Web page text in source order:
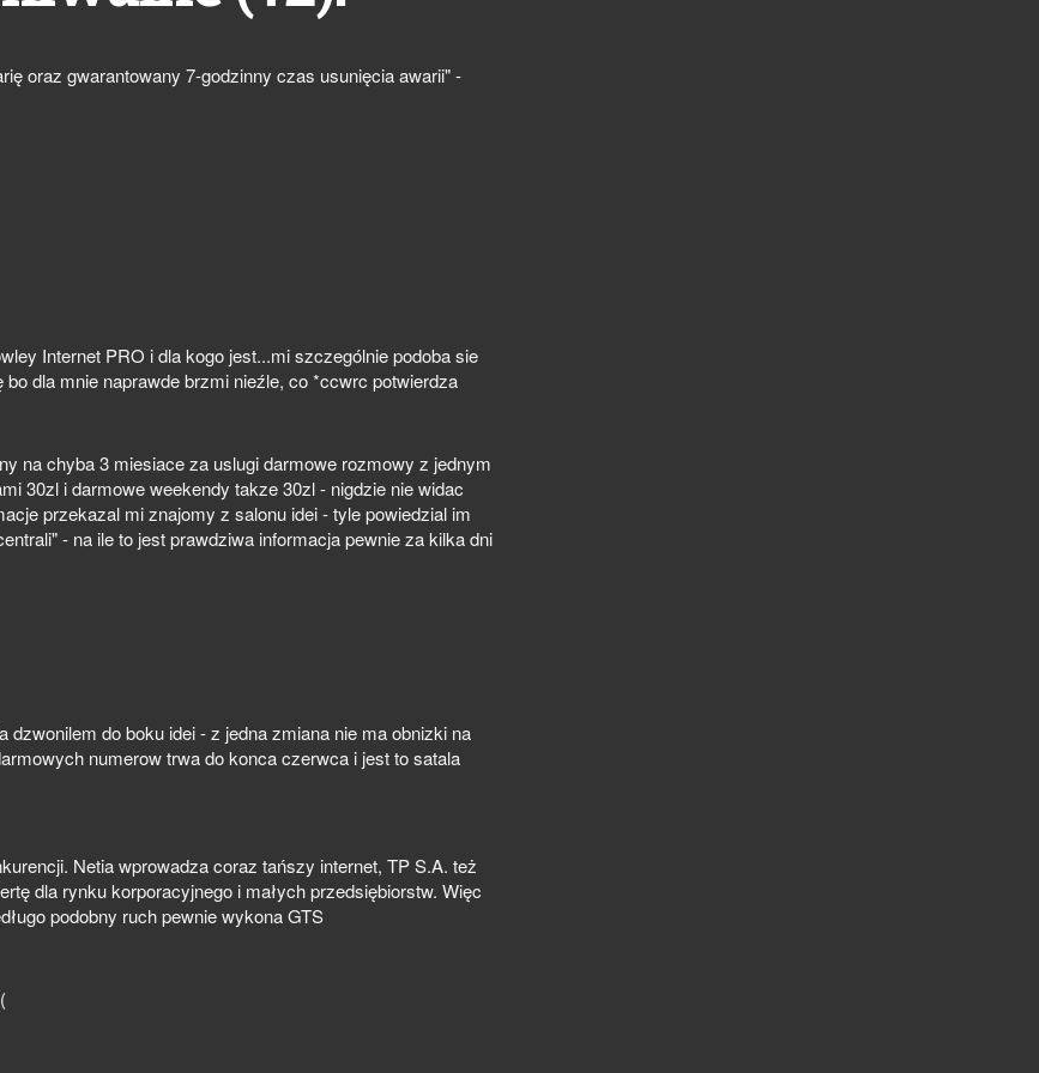
oraz gwarantowany 7-godzinny czas usunięcia awarii" -
Internet PRO i dla kogo jest...mi szczególnie podoba sie
dla mnie naprawde brzmi nieźle, co *ccwrc potwierdza
na chyba 3 miesiace za uslugi darmowe rozmowy z jednym
30zl i darmowe weekendy takze 30zl - nigdzie nie widac
przekazal mi znajomy z salonu idei - tyle powiedzial im
- na ile to jest prawdziwa informacja pewnie za kilka dni
do boku idei - z jedna zmiana nie ma obnizki na
numerow trwa do konca czerwca i jest to satala
Netia wprowadza coraz tańszy internet, TP S.A. też
dla rynku korporacyjnego i małych przedsiębiorstw. Więc
podobny ruch pewnie wykona GTS